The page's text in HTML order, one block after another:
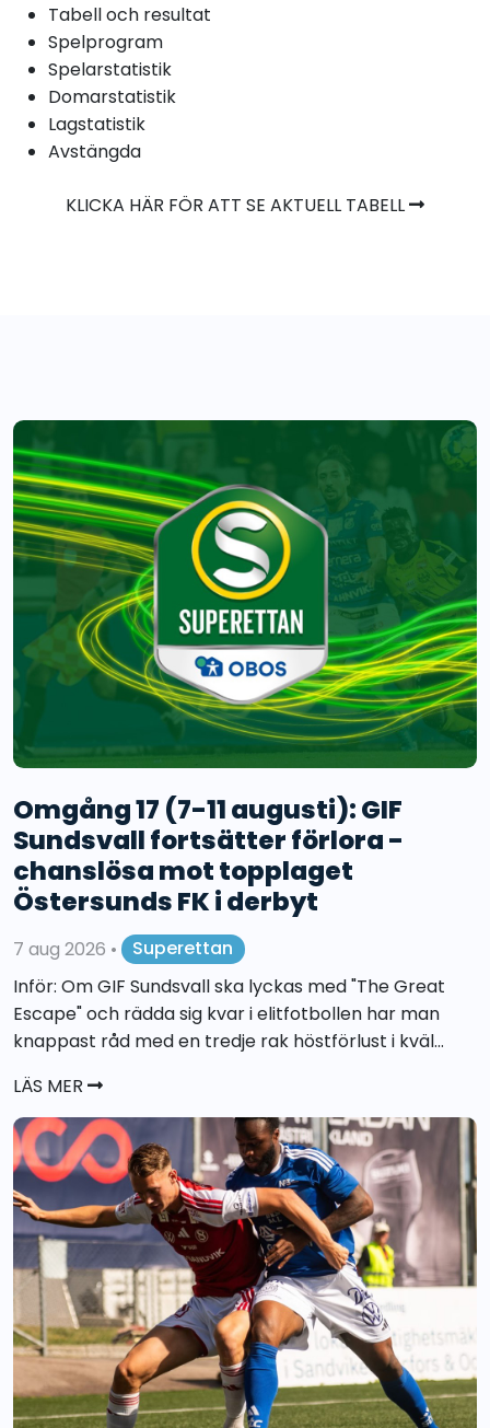
Tabell och resultat
Spelprogram
Spelarstatistik
Domarstatistik
Lagstatistik
Avstängda
KLICKA HÄR FÖR ATT SE AKTUELL TABELL
Omgång 17 (7-11 augusti): GIF
Sundsvall fortsätter förlora -
chanslösa mot topplaget
Östersunds FK i derbyt
7 aug 2026 •
Superettan
Inför: Om GIF Sundsvall ska lyckas med "The Great
Escape" och rädda sig kvar i elitfotbollen har man
knappast råd med en tredje rak höstförlust i kväl...
LÄS MER